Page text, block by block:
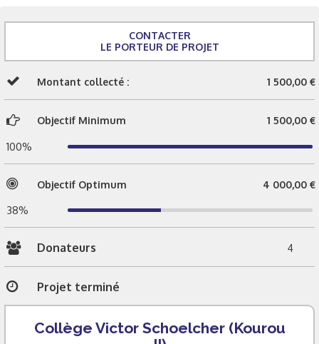
CONTACTER
LE PORTEUR DE PROJET
Montant collecté : 1 500,00 €
Objectif Minimum 1 500,00 €
100%
Objectif Optimum 4 000,00 €
38%
Donateurs 4
Projet terminé
Collège Victor Schoelcher (Kourou